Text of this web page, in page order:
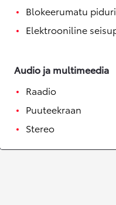
Blokeerumatu
Elektrooniline
Audio ja multimeedia
Raadio
Puuteekraan
Stereo